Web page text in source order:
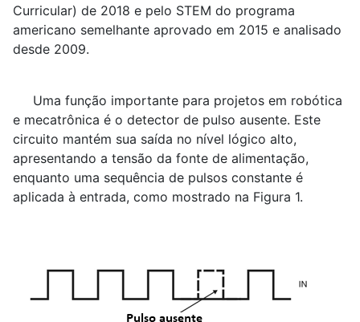
Curricular) de 2018 e pelo STEM do programa
americano semelhante aprovado em 2015 e analisado
desde 2009.
Uma função importante para projetos em robótica
e mecatrônica é o detector de pulso ausente. Este
circuito mantém sua saída no nível lógico alto,
apresentando a tensão da fonte de alimentação,
enquanto uma sequência de pulsos constante é
aplicada à entrada, como mostrado na Figura 1.